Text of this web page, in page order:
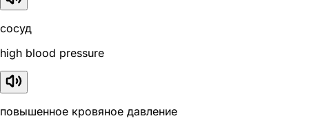
сосуд
high blood pressure
повышенное кровяное давление